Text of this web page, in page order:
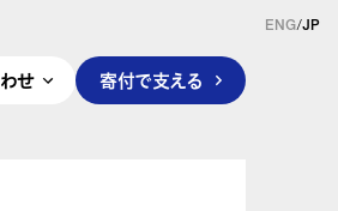
せ 寄付で支える
ENG/JP